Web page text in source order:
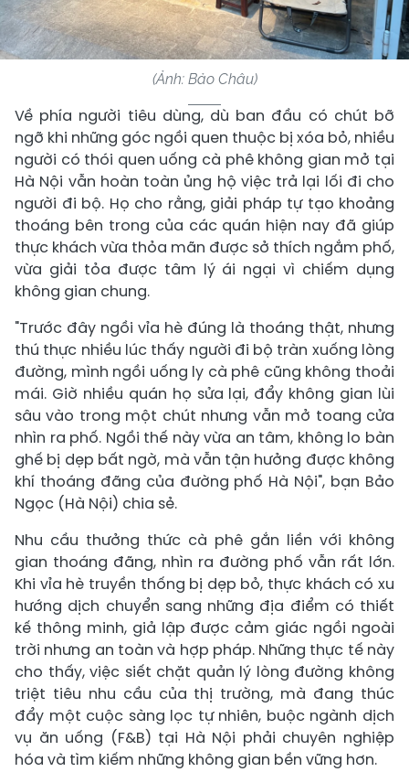
(Ảnh: Bảo Châu)
Về phía người tiêu dùng, dù ban đầu có chút bỡ
ngỡ khi những góc ngồi quen thuộc bị xóa bỏ, nhiều
người có thói quen uống cà phê không gian mở tại
Hà Nội vẫn hoàn toàn ủng hộ việc trả lại lối đi cho
người đi bộ. Họ cho rằng, giải pháp tự tạo khoảng
thoáng bên trong của các quán hiện nay đã giúp
thực khách vừa thỏa mãn được sở thích ngắm phố,
vừa giải tỏa được tâm lý ái ngại vì chiếm dụng
không gian chung.
"Trước đây ngồi vỉa hè đúng là thoáng thật, nhưng
thú thực nhiều lúc thấy người đi bộ tràn xuống lòng
đường, mình ngồi uống ly cà phê cũng không thoải
mái. Giờ nhiều quán họ sửa lại, đẩy không gian lùi
sâu vào trong một chút nhưng vẫn mở toang cửa
nhìn ra phố. Ngồi thế này vừa an tâm, không lo bàn
ghế bị dẹp bất ngờ, mà vẫn tận hưởng được không
khí thoáng đãng của đường phố Hà Nội", bạn Bảo
Ngọc (Hà Nội) chia sẻ.
Nhu cầu thưởng thức cà phê gắn liền với không
gian thoáng đãng, nhìn ra đường phố vẫn rất lớn.
Khi vỉa hè truyền thống bị dẹp bỏ, thực khách có xu
hướng dịch chuyển sang những địa điểm có thiết
kế thông minh, giả lập được cảm giác ngồi ngoài
trời nhưng an toàn và hợp pháp. Những thực tế này
cho thấy, việc siết chặt quản lý lòng đường không
triệt tiêu nhu cầu của thị trường, mà đang thúc
đẩy một cuộc sàng lọc tự nhiên, buộc ngành dịch
vụ ăn uống (F&B) tại Hà Nội phải chuyên nghiệp
hóa và tìm kiếm những không gian bền vững hơn.